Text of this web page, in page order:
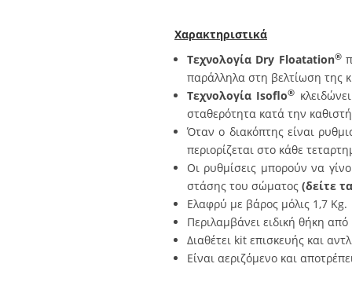
Χαρακτηριστικά
Τεχνολογία Dry Floatation®
παράλληλα στη βελτίωση της
Τεχνολογία Isoflo®
σταθερότητα κατά την
Όταν ο διακόπτης είναι
περιορίζεται στο κάθε
Οι ρυθμίσεις μπορούν να
στάσης του σώματος (δείτε
Ελαφρύ με βάρος μόλις 1,7 Kg.
Περιλαμβάνει ειδική θήκη
Διαθέτει kit επισκευής και
Είναι αεριζόμενο και